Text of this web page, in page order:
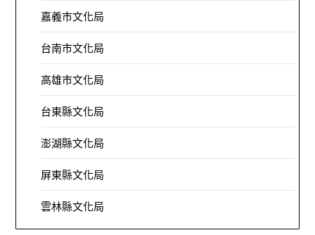
嘉義市文化局
台南市文化局
高雄市文化局
台東縣文化局
澎湖縣文化局
屏東縣文化局
雲林縣文化局